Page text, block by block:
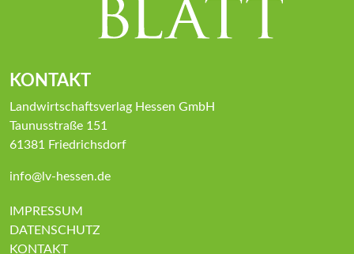
KONTAKT
Landwirtschaftsverlag Hessen GmbH
Taunusstraße 151
61381 Friedrichsdorf
info@lv-hessen.de
IMPRESSUM
DATENSCHUTZ
KONTAKT